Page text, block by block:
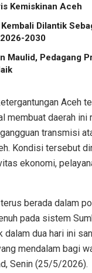
Kemiskinan Aceh
Dilantik
2030
Maulid, Pedagang
Aceh
membuat daerah ini
transmisi
Kondisi tersebut
ekonomi,
berada dalam
pada sistem
dalam dua hari ini
mendalam bagi
Senin (25/5/2026).